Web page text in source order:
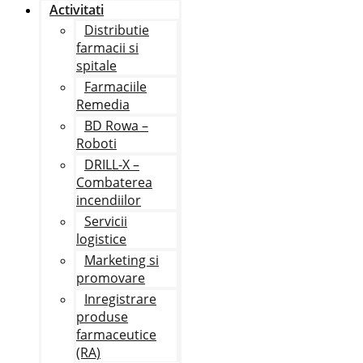
Activitati
Distributie
farmacii si
spitale
Farmaciile
Remedia
BD Rowa –
Roboti
DRILL-X –
Combaterea
incendiilor
Servicii
logistice
Marketing si
promovare
Inregistrare
produse
farmaceutice
(RA)